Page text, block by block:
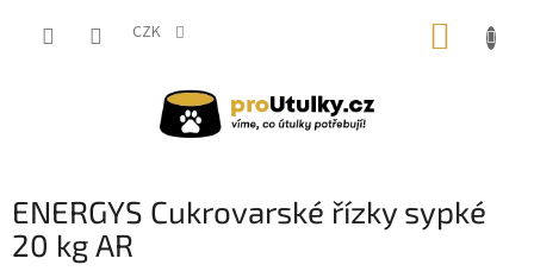
CZK
ENERGYS Cukrovarské řízky sypké
20 kg AR